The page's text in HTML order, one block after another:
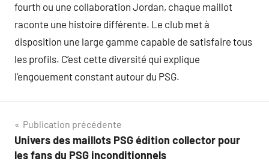
fourth ou une collaboration Jordan, chaque maillot
raconte une histoire différente. Le club met à
disposition une large gamme capable de satisfaire tous
les profils. C’est cette diversité qui explique
l’engouement constant autour du PSG.
Navigation
de
Publication précédente
Univers des maillots PSG édition collector pour
les fans du PSG inconditionnels